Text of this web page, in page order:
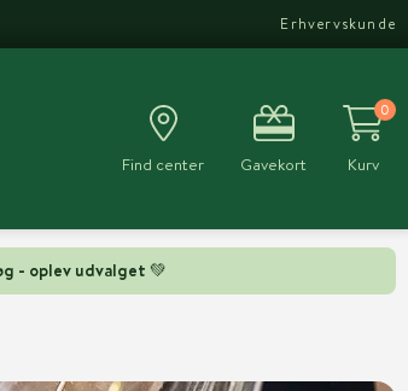
- oplev udvalget 💚
Erhvervskunde
Find center Gavekort
0
Kurv